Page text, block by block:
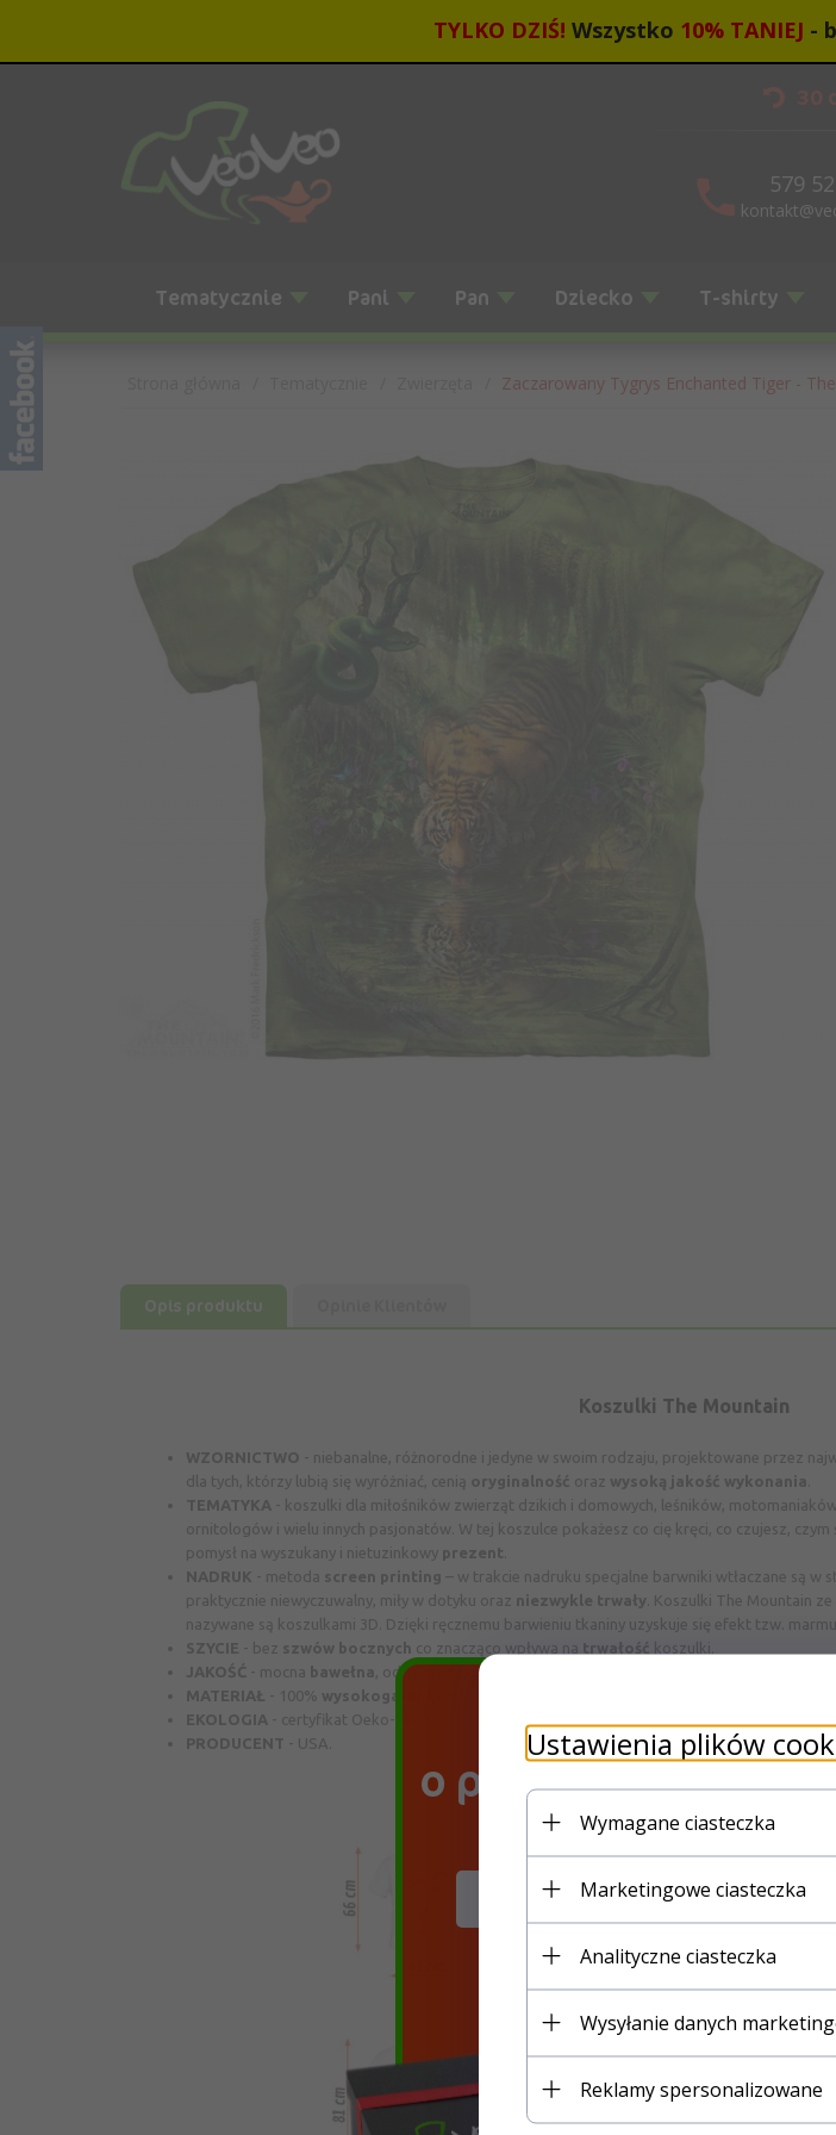
TYLKO DZIŚ! Wszystko 10% TANIEJ -
30
579
Tematycznie Pani Pan Dziecko T-shirty
Zaczarowany Tygrys Enchanted Tiger -
Opis produktu
Koszulki The Mountain
WZORNICTWO - niebanalne, różnorodne i jedyne w swoim rodzaju, projektowane przez
dla tych, którzy lubią się wyróżniać, cenią oryginalność oraz wysoką jakość wykonania
TEMATYKA -
koszulki dla miłośników zwierząt dzikich i domowych, leśników,
ornitologów i wielu innych pasjonatów. W tej koszulce pokażesz co cię kręci, co czujesz,
pomysł na wyszukany i nietuzinkowy prezent
NADRUK - metoda screen printing – w trakcie nadruku specjalne barwniki wtłaczane są w
praktycznie niewyczuwalny, miły w dotyku oraz niezwykle trwały . Koszulki The Mountain
nazywane są koszulkami 3D. Dzięki ręcznemu barwieniu tkaniny uzyskuje się efekt tzw.
SZYCIE - bez szwów bocznych co znacząco wpływa na trwałość
koszulki.
JAKOŚĆ - mocna bawełna, odporna na deformację i kurczenie dzięki wstępnemu procesowi
MATERIAŁ - 100% wysokogatunkowej
EKOLOGIA - certyfikat Oeko-Tex
PRODUCENT - USA. Ustawienia plików
Wymagane ciasteczka
Marketingowe ciasteczka
Analityczne ciasteczka
Wysyłanie danych
Reklamy spersonalizowane
Dołącz do osób
o promocjachw
swój e-mail i
CO